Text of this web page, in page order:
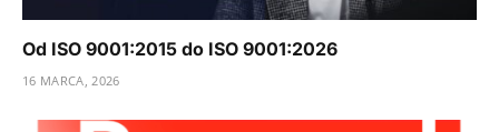
Od ISO 9001:2015 do ISO 9001:2026
16 MARCA, 2026